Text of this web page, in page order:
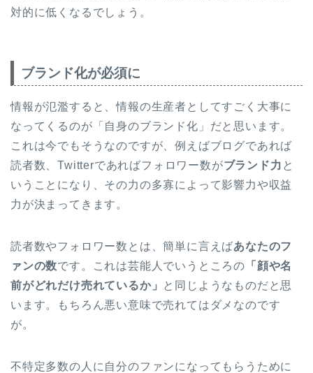
対的に低くなるでしょう。
ブランド化が必須に
情報が氾濫すると、情報の生産者としてすごく大事に
なってくるのが「自身のブランド化」だと思います。
これは今でもそうなのですが、例えばブログであれば
読者数、Twitterであればフォロワー数がブランド力 と
いうことになり、その力の多寡によって影響力や収益
力が決まってきます。
読者数やフォロワー数とは、簡単に言えばあなたのフ
ァンの数です。これは芸能人でいうところの 「顔や名
前がどれだけ売れているか」
と同じようなものだと思
います。もちろん悪い意味で売れてはダメなのです
が。
不特定多数の人に自分のファンになってもらうために